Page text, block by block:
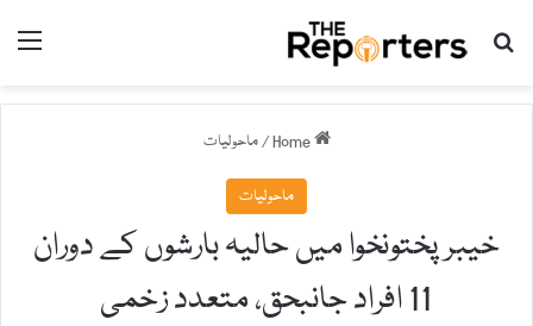
Search for
Home
/ماحولیات
ماحولیات
خیبر پختونخوا میں حالیہ بارشوں کے دوران
11 افراد جانبحق، متعدد زخمی